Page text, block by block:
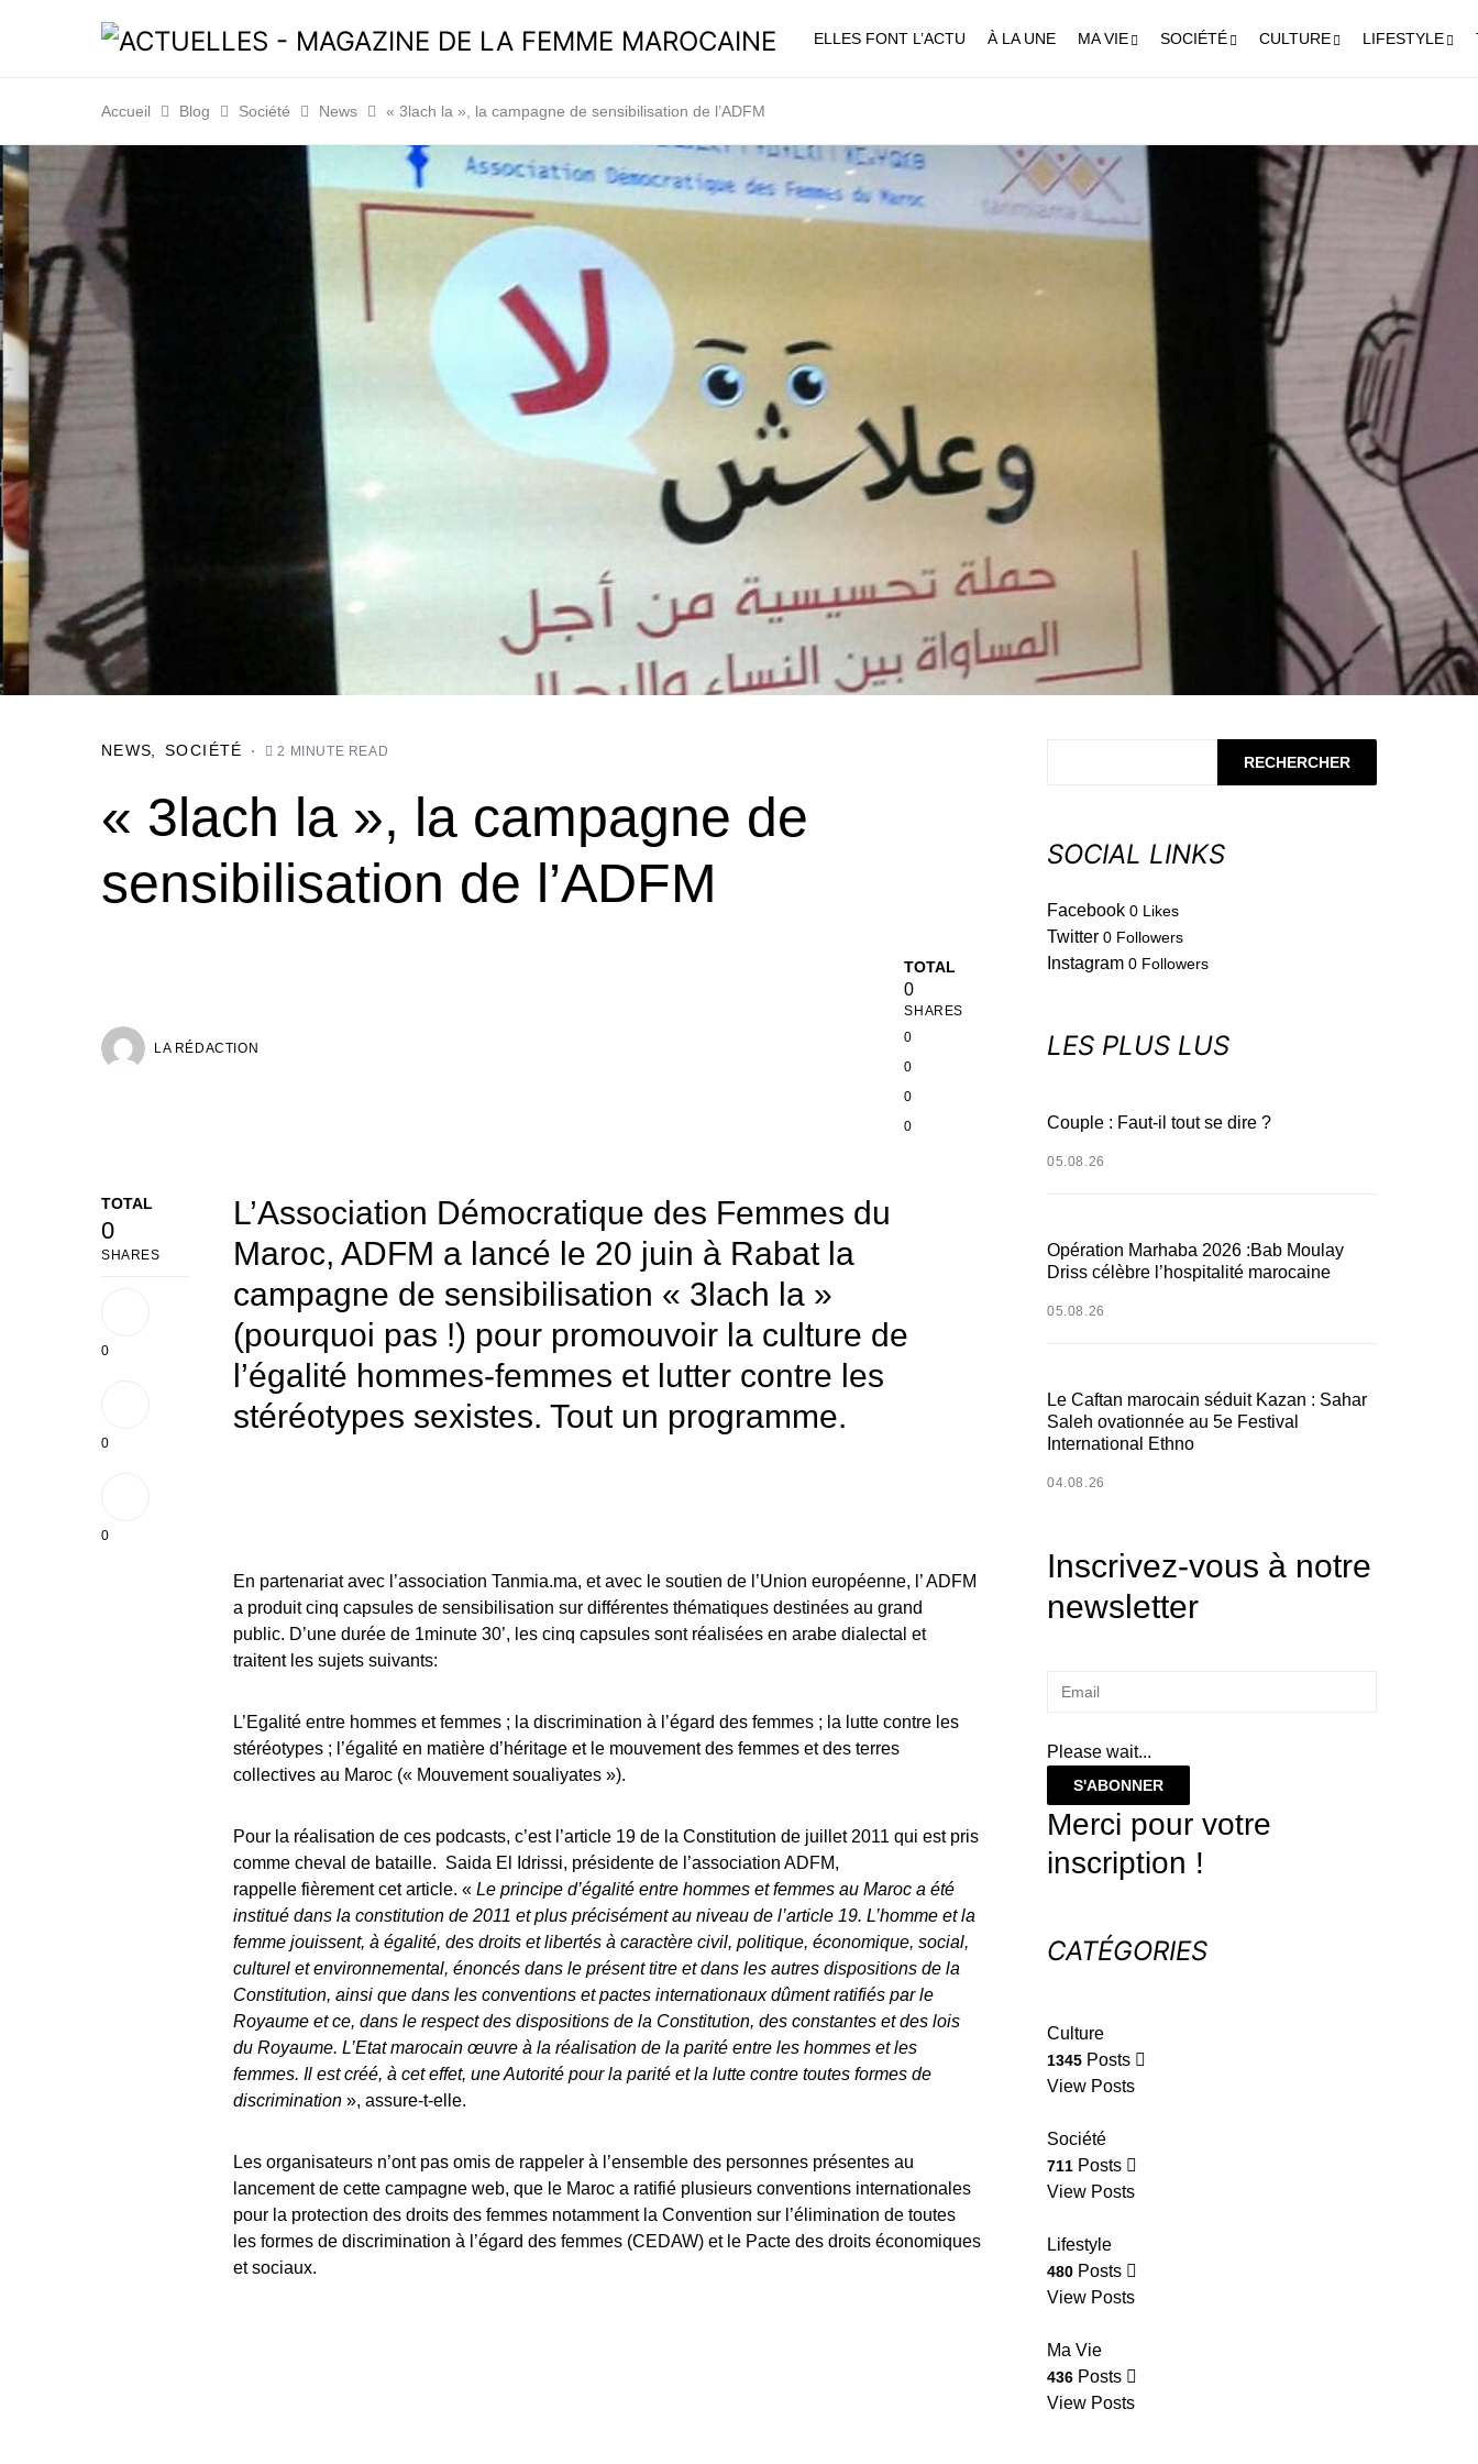
ELLES FONT L’ACTU À LA UNE MA VIE SOCIÉTÉ CULTURE LIFESTYLE
Accueil Blog Société News « 3lach la », la campagne de sensibilisation de l’ADFM
NEWS SOCIÉTÉ 2 MINUTE READ
« 3lach la », la campagne de
sensibilisation de l’ADFM
LA RÉDACTION
TOTAL
0
SHARES
0
0
0
0
TOTAL
0
SHARES
0
0
0
L’Association Démocratique des Femmes du
Maroc, ADFM a lancé le 20 juin à Rabat la
campagne de sensibilisation « 3lach la »
(pourquoi pas !) pour promouvoir la culture de
l’égalité hommes-femmes et lutter contre les
stéréotypes sexistes. Tout un programme.
En partenariat avec l’association Tanmia.ma, et avec le soutien de l’Union européenne, l’ ADFM
a produit cinq capsules de sensibilisation sur différentes thématiques destinées au grand
public. D’une durée de 1minute 30’, les cinq capsules sont réalisées en arabe dialectal et
traitent les sujets suivants:
L’Egalité entre hommes et femmes ; la discrimination à l’égard des femmes ; la lutte contre les
stéréotypes ; l’égalité en matière d’héritage et le mouvement des femmes et des terres
collectives au Maroc (« Mouvement soualiyates »).
Pour la réalisation de ces podcasts, c’est l’article 19 de la Constitution de juillet 2011 qui est pris
comme cheval de bataille. Saida El Idrissi, présidente de l’association ADFM,
rappelle fièrement cet article. « Le principe d’égalité entre hommes et femmes au Maroc a été
institué dans la constitution de 2011 et plus précisément au niveau de l’article 19. L’homme et la
femme jouissent, à égalité, des droits et libertés à caractère civil, politique, économique, social,
culturel et environnemental, énoncés dans le présent titre et dans les autres dispositions de la
Constitution, ainsi que dans les conventions et pactes internationaux dûment ratifiés par le
Royaume et ce, dans le respect des dispositions de la Constitution, des constantes et des lois
du Royaume. L’Etat marocain œuvre à la réalisation de la parité entre les hommes et les
femmes. Il est créé, à cet effet, une Autorité pour la parité et la lutte contre toutes formes de
discrimination », assure-t-elle.
Les organisateurs n’ont pas omis de rappeler à l’ensemble des personnes présentes au
lancement de cette campagne web, que le Maroc a ratifié plusieurs conventions internationales
pour la protection des droits des femmes notamment la Convention sur l’élimination de toutes
les formes de discrimination à l’égard des femmes (CEDAW) et le Pacte des droits économiques
et sociaux.
RECHERCHER
SOCIAL LINKS
Facebook 0 Likes
Twitter 0 Followers
Instagram 0 Followers
LES PLUS LUS
Couple : Faut-il tout se dire ?
05.08.26
Opération Marhaba 2026 :Bab Moulay
Driss célèbre l’hospitalité marocaine
05.08.26
Le Caftan marocain séduit Kazan : Sahar
Saleh ovationnée au 5e Festival
International Ethno
04.08.26
Inscrivez-vous à notre
newsletter
Please wait...
S'ABONNER
Merci pour votre
inscription !
CATÉGORIES
Culture
1345 Posts
View Posts
Société
711 Posts
View Posts
Lifestyle
480 Posts
View Posts
Ma Vie
436 Posts
View Posts